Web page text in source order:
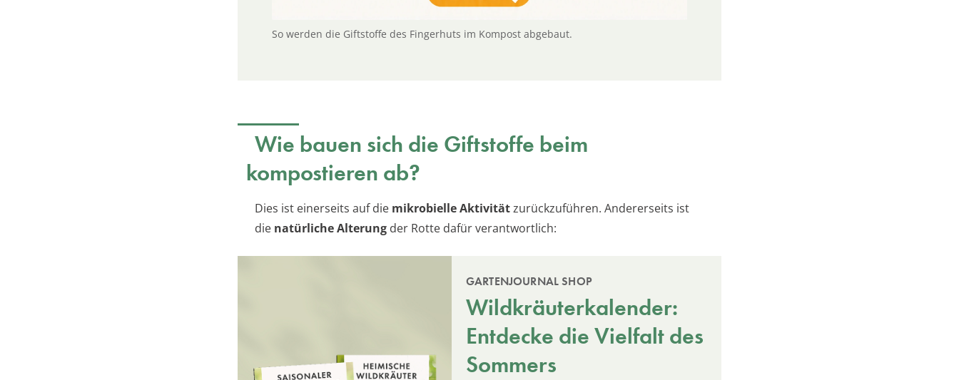
So werden die Giftstoffe des Fingerhuts im Kompost abgebaut.
Wie bauen sich die Giftstoffe beim
kompostieren ab?
Dies ist einerseits auf die mikrobielle Aktivitätzurückzuführen. Andererseits ist
die natürliche Alterung der Rotte dafür verantwortlich:
GARTENJOURNAL SHOP
Wildkräuterkalender:
Entdecke die Vielfalt des
Sommers